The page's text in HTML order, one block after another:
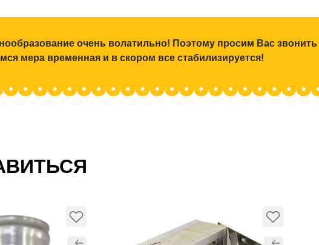
очень волатильно! Поэтому просим Вас звонить
мера временная и в скором все стабилизируется!